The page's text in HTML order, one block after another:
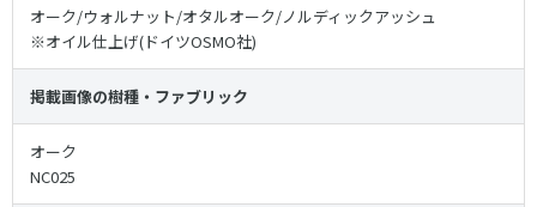
オーク/ウォルナット/オタルオーク/ノルディックアッシュ
※オイル仕上げ(ドイツOSMO社)
掲載画像の樹種・ファブリック
オーク
NC025